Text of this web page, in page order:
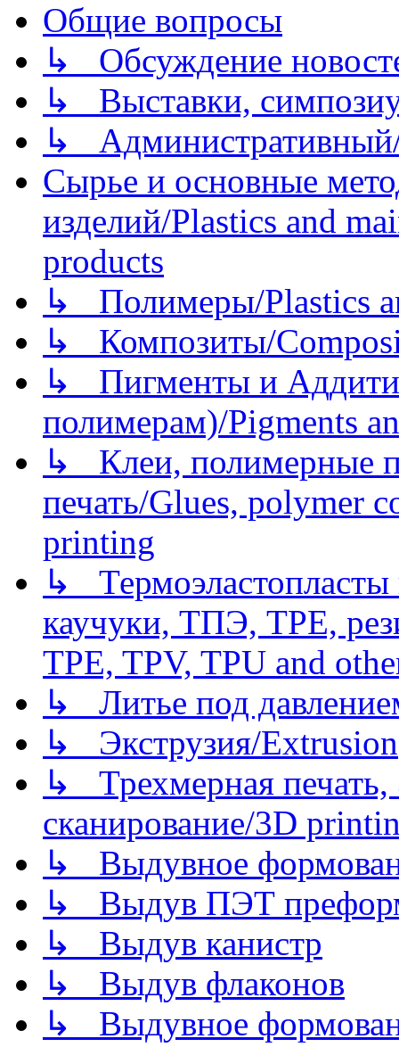
Общие вопросы
↳ Обсуждение
↳ Выставки,
↳
Сырье и основные
изделий/Plastics and
products
↳ Полимеры/Plastics
↳ Композиты/
↳ Пигменты и
полимерам)/Pigments
↳ Клеи, полимерные
печать/Glues, polymer
printing
↳
каучуки, ТПЭ, TPE,
TPE, TPV, TPU and
↳ Литье под
↳ Экструзия/Extrusion
↳ Трехмерная
сканирование/3D
↳ Выдувное
↳ Выдув ПЭТ
↳ Выдув канистр
↳ Выдув флаконов
↳ Выдувное